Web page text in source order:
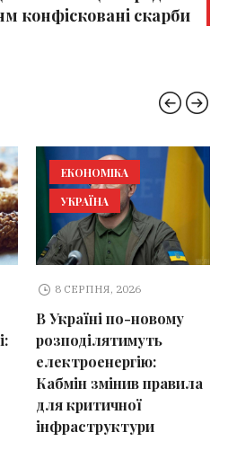
конфісковані скарби
ЕКОНОМІКА
УКРАЇНА
8 СЕРПНЯ, 2026
В Україні по-новому
розподілятимуть
електроенергію:
Кабмін змінив правила
для критичної
інфраструктури